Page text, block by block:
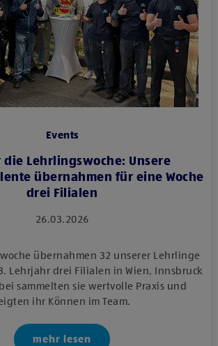
Events
die Lehrlingswoche: Unsere
übernahmen für eine Woche
drei Filialen
26.03.2026
übernahmen 32 unserer Lehrlinge
Lehrjahr drei Filialen in Wien, Innsbruck
sammelten sie wertvolle Praxis und
ihr Können im Team.
mehr lesen